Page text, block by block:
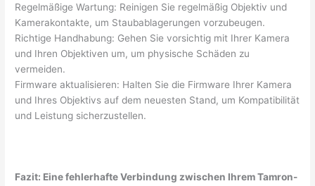
Regelmäßige Wartung: Reinigen Sie regelmäßig Objektiv und
Kamerakontakte, um Staubablagerungen vorzubeugen.
Richtige Handhabung: Gehen Sie vorsichtig mit Ihrer Kamera
und Ihren Objektiven um, um physische Schäden zu
vermeiden.
Firmware aktualisieren: Halten Sie die Firmware Ihrer Kamera
und Ihres Objektivs auf dem neuesten Stand, um Kompatibilität
und Leistung sicherzustellen.
Fazit: Eine fehlerhafte Verbindung zwischen Ihrem Tamron-